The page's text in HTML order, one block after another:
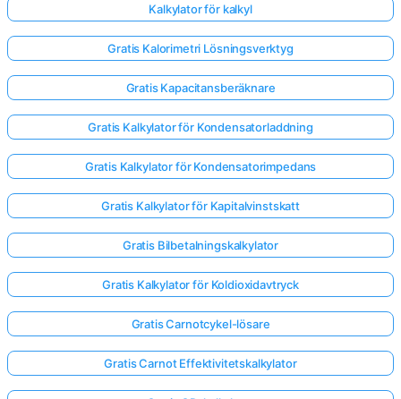
in
Kalkylator för kalkyl
Gratis Kalorimetri Lösningsverktyg
Gratis Kapacitansberäknare
Gratis Kalkylator för Kondensatorladdning
Gratis Kalkylator för Kondensatorimpedans
Gratis Kalkylator för Kapitalvinstskatt
Gratis Bilbetalningskalkylator
Gratis Kalkylator för Koldioxidavtryck
Gratis Carnotcykel-lösare
Gratis Carnot Effektivitetskalkylator